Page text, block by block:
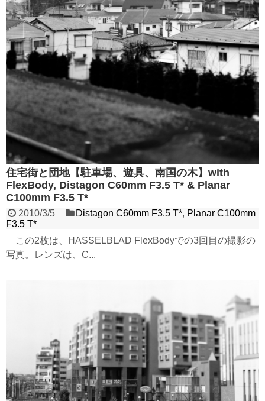
住宅街と団地【駐車場、遊具、南国の木】with
FlexBody, Distagon C60mm F3.5 T* & Planar
C100mm F3.5 T*
2010/3/5 Distagon C60mm F3.5 T*, Planar C100mm
F3.5 T*
この2枚は、HASSELBLAD FlexBodyでの3回目の撮影の
写真。レンズは、C...